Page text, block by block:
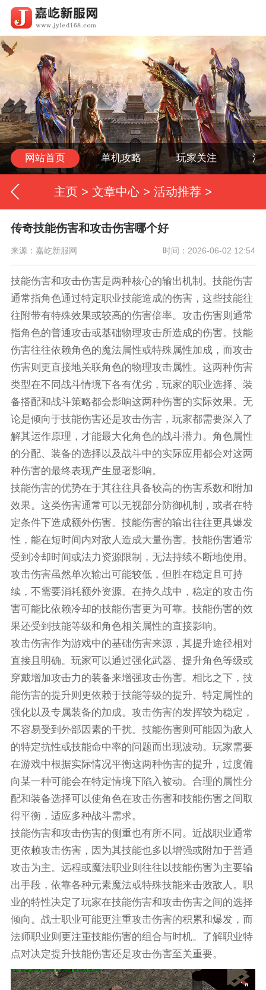
网站首页 单机攻略 玩家关注 活
主页 > 文章中心 > 活动推荐 >
传奇技能伤害和攻击伤害哪个好
来源：嘉屹新服网 时间：2026-06-02 12:54
技能伤害和攻击伤害是两种核心的输出机制。技能伤害
通常指角色通过特定职业技能造成的伤害，这些技能往
往附带有特殊效果或较高的伤害倍率。攻击伤害则通常
指角色的普通攻击或基础物理攻击所造成的伤害。技能
伤害往往依赖角色的魔法属性或特殊属性加成，而攻击
伤害则更直接地关联角色的物理攻击属性。这两种伤害
类型在不同战斗情境下各有优劣，玩家的职业选择、装
备搭配和战斗策略都会影响这两种伤害的实际效果。无
论是倾向于技能伤害还是攻击伤害，玩家都需要深入了
解其运作原理，才能最大化角色的战斗潜力。角色属性
的分配、装备的选择以及战斗中的实际应用都会对这两
种伤害的最终表现产生显著影响。
技能伤害的优势在于其往往具备较高的伤害系数和附加
效果。这类伤害通常可以无视部分防御机制，或者在特
定条件下造成额外伤害。技能伤害的输出往往更具爆发
性，能在短时间内对敌人造成大量伤害。技能伤害通常
受到冷却时间或法力资源限制，无法持续不断地使用。
攻击伤害虽然单次输出可能较低，但胜在稳定且可持
续，不需要消耗额外资源。在持久战中，稳定的攻击伤
害可能比依赖冷却的技能伤害更为可靠。技能伤害的效
果还受到技能等级和角色相关属性的直接影响。
攻击伤害作为游戏中的基础伤害来源，其提升途径相对
直接且明确。玩家可以通过强化武器、提升角色等级或
穿戴增加攻击力的装备来增强攻击伤害。相比之下，技
能伤害的提升则更依赖于技能等级的提升、特定属性的
强化以及专属装备的加成。攻击伤害的发挥较为稳定，
不容易受到外部因素的干扰。技能伤害则可能因为敌人
的特定抗性或技能命中率的问题而出现波动。玩家需要
在游戏中根据实际情况平衡这两种伤害的提升，过度偏
向某一种可能会在特定情境下陷入被动。合理的属性分
配和装备选择可以使角色在攻击伤害和技能伤害之间取
得平衡，适应多种战斗需求。
技能伤害和攻击伤害的侧重也有所不同。近战职业通常
更依赖攻击伤害，因为其技能也多以增强或附加于普通
攻击为主。远程或魔法职业则往往以技能伤害为主要输
出手段，依靠各种元素魔法或特殊技能来击败敌人。职
业的特性决定了玩家在技能伤害和攻击伤害之间的选择
倾向。战士职业可能更注重攻击伤害的积累和爆发，而
法师职业则更注重技能伤害的组合与时机。了解职业特
点对决定提升技能伤害还是攻击伤害至关重要。